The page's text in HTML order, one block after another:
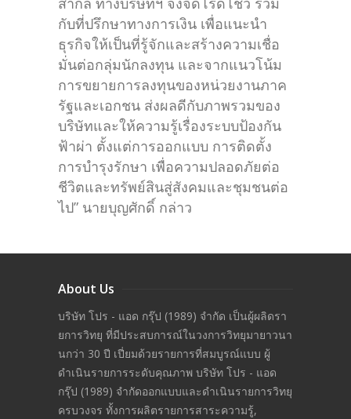
กับที่ปรึกษาทางการเงิน เพื่อแนะนำ
ธุรกิจให้เป็นที่รู้จักและสร้างความเชื่อ
มั่นต่อกลุ่มนักลงทุน และจากแนวโน้ม
การขยายการลงทุนของหน่วยงานภาค
รัฐและเอกชน ส่งผลดีกับภาพรวมของ
บริษัทและให้ความรู้เรื่องระบบป้องกัน
ฟ้าผ่า ตั้งแต่การออกแบบ การติดตั้ง
การบำรุงรักษา เพื่อความปลอดภัยต่อ
ชีวิตและทรัพย์สินสู่สังคมและชุมชนต่อ
ไป” นายบุญศักดิ์ กล่าว
About Us
บริษัท โปร - แอด กรุ๊ป (1989) จำกัด เป็นผู้ผลิดรา
ยการวิทยุ ที่มีประสบการณ์ในวงการวิทยุมายาวนา
นกว่า 30 ปี เปี่ยมด้วยรายการที่สมบูรณ์แบบ ผู้
ดำเนินรายการระดับคุณภาพ บริษัท โปร - แอด
กรุ๊ป (1989) จำกัดออกแบบและดำเนินรายการวิทยุ
ครบวงจร ทั้งการผลิตรายการสาระความรู้,